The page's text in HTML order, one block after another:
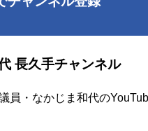
長久手チャンネル
員・なかじま和代の